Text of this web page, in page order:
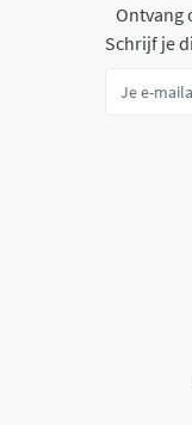
Ontvang
Schrijf je